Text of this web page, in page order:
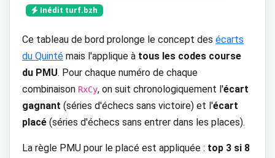
Inédit turf.bzh
Ce tableau de bord prolonge le concept des écarts
du Quinté mais l'applique à tous les codes course
du PMU. Pour chaque numéro de chaque
combinaison RxCy, on suit chronologiquement l'écart
gagnant (séries d'échecs sans victoire) et l'écart
placé (séries d'échecs sans entrer dans les places).
La règle PMU pour le placé est appliquée : top 3 si 8